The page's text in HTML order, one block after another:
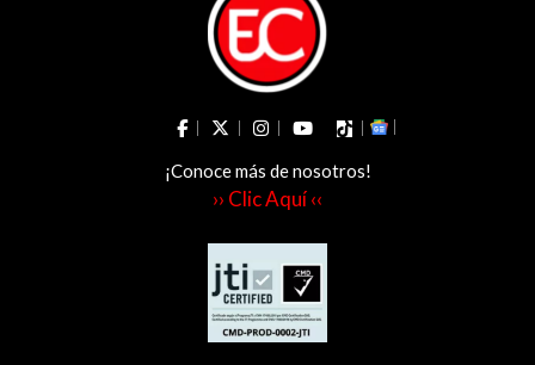
¡Conoce más de nosotros!
›› Clic Aquí ‹‹